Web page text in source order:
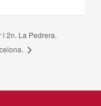
i 2n. La Pedrera.